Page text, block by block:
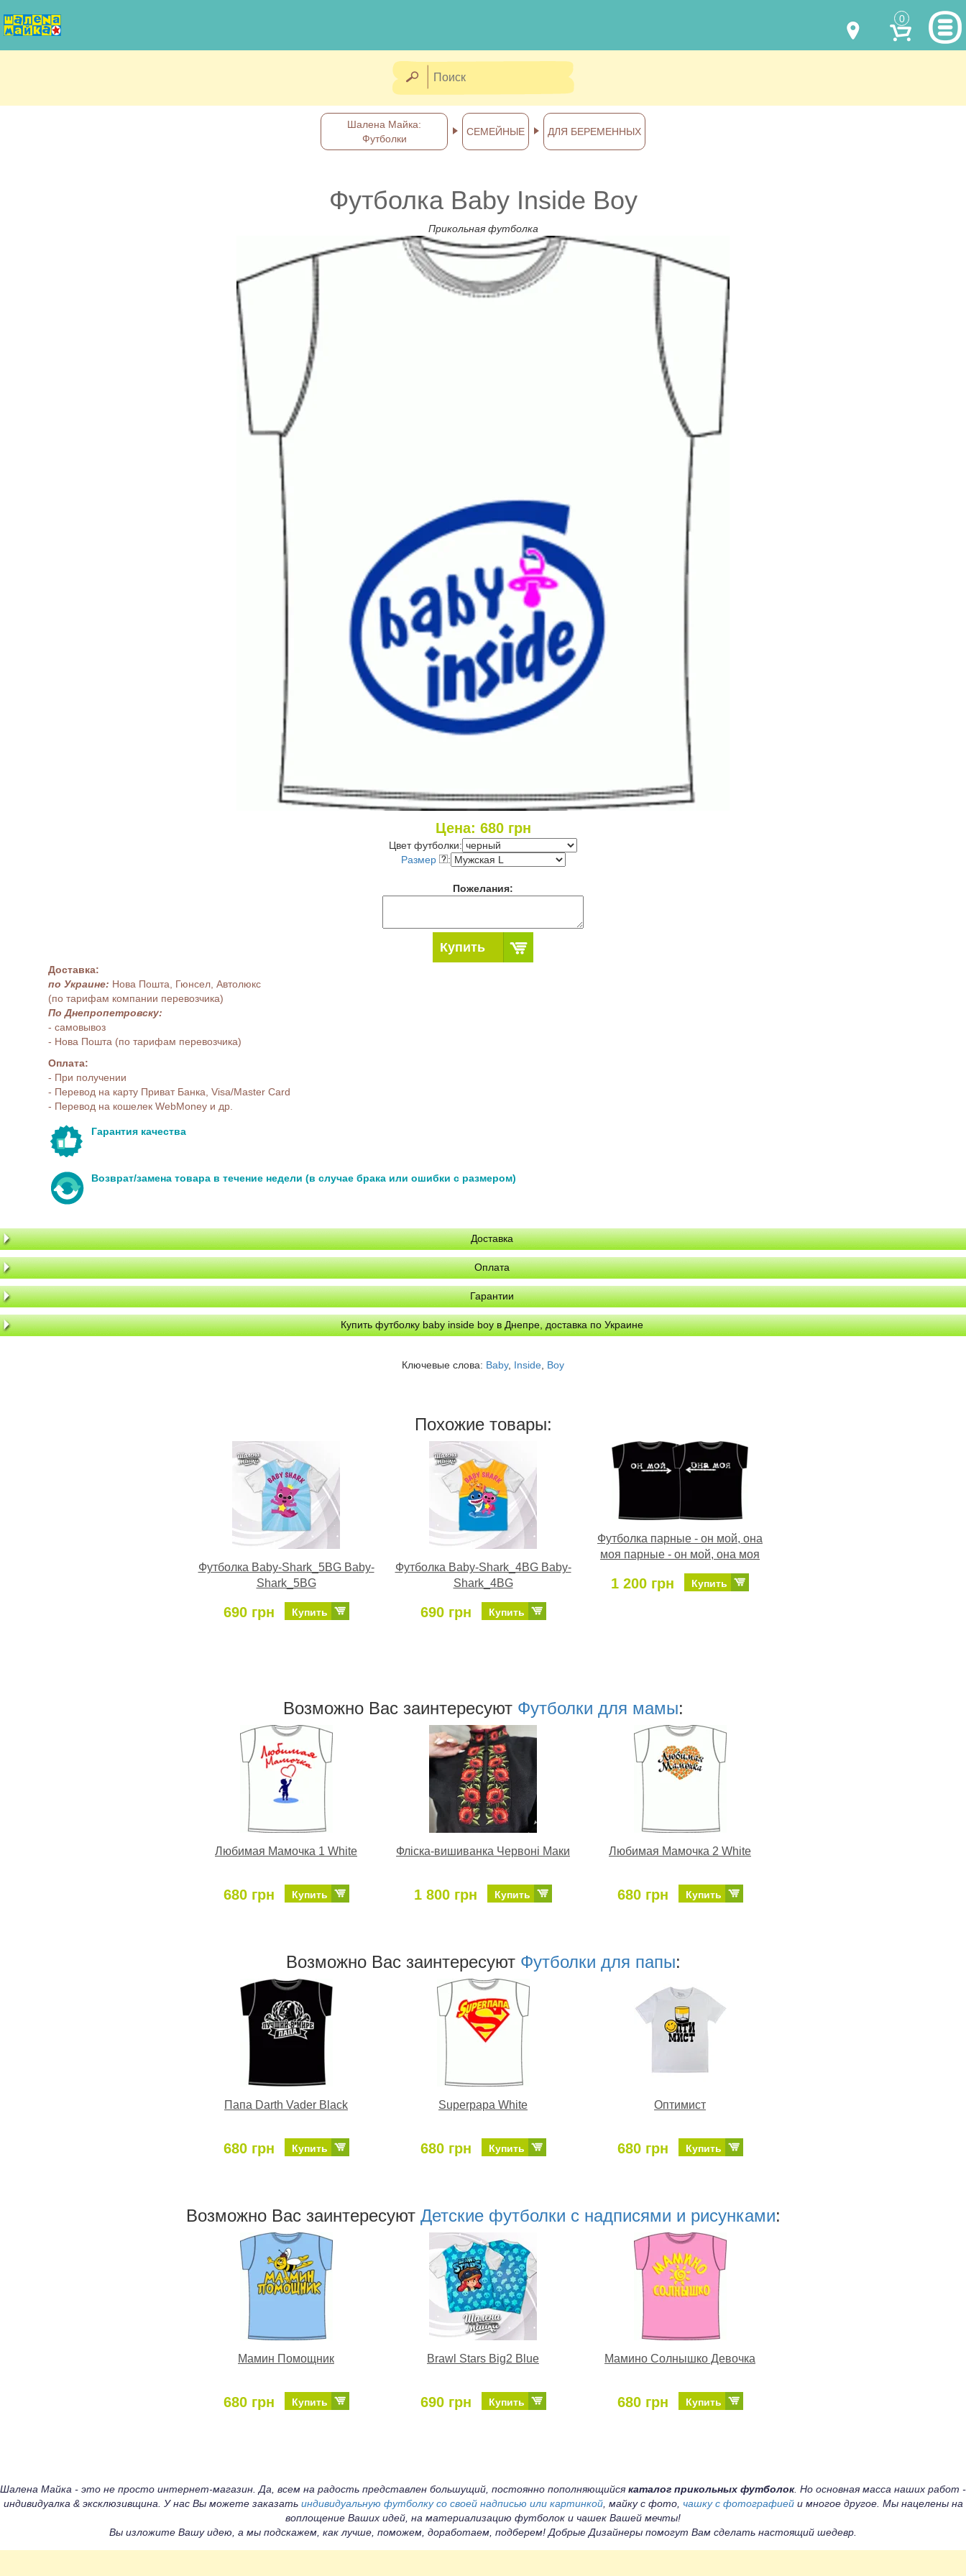
0
Отправка по Украине каждый день
Шалена Майка:
Футболки
СЕМЕЙНЫЕ ДЛЯ БЕРЕМЕННЫХ
Футболка Baby Inside Boy
Прикольная футболка
Цена: 680грн
Цвет футболки:
Размер
:
Пожелания:
Купить
Доставка:
по Украине: Нова Пошта, Гюнсел, Автолюкс
(по тарифам компании перевозчика)
По Днепропетровску:
- самовывоз
- Нова Пошта (по тарифам перевозчика)
Оплата:
- При получении
- Перевод на карту Приват Банка, Visa/Master Card
- Перевод на кошелек WebMoney и др.
Гарантия качества
Возврат/замена товара в течение недели (в случае брака или ошибки с размером)
Доставка
Оплата
Гарантии
Купить футболку baby inside boy в Днепре, доставка по Украине
Ключевые слова: Baby, Inside Boy
Похожие товары:
Футболка Baby-Shark_5BG Baby-
Shark_5BG
690 грн Купить
Футболка Baby-Shark_4BG Baby-
Shark_4BG
690 грн Купить
Футболка парные - он мой, она
моя парные - он мой, она моя
1 200 грн Купить
Возможно Ваc заинтересуют Футболки для мамы:
Любимая Мамочка 1 White
680 грн Купить
Фліска-вишиванка Червоні Маки
1 800 грн Купить
Любимая Мамочка 2 White
680 грн Купить
Возможно Ваc заинтересуют Футболки для папы:
Папа Darth Vader Black
680 грн Купить
Superpapa White
680 грн Купить
Оптимист
680 грн Купить
Возможно Ваc заинтересуют Детские футболки с надписями и рисунками:
Мамин Помощник
680 грн Купить
Brawl Stars Big2 Blue
690 грн Купить
Мамино Солнышко Девочка
680 грн Купить
Шалена Майка - это не просто интернет-магазин. Да, всем на радость представлен большущий, постоянно пополняющийся каталог прикольных футболок. Но основная масса наших работ -
индивидуалка & эксклюзивщина. У нас Вы можете заказать индивидуальную футболку со своей надписью или картинкой, майку с фото, чашку с фотографиейи многое другое. Мы нацелены на
воплощение Ваших идей, на материализацию футболок и чашек Вашей мечты!
Вы изложите Вашу идею, а мы подскажем, как лучше, поможем, доработаем, подберем! Добрые Дизайнеры помогут Вам сделать настоящий шедевр.